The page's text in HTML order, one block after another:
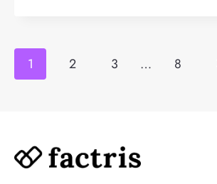
BEDRIJF
Paginanavigatie
1 2 3 … 8